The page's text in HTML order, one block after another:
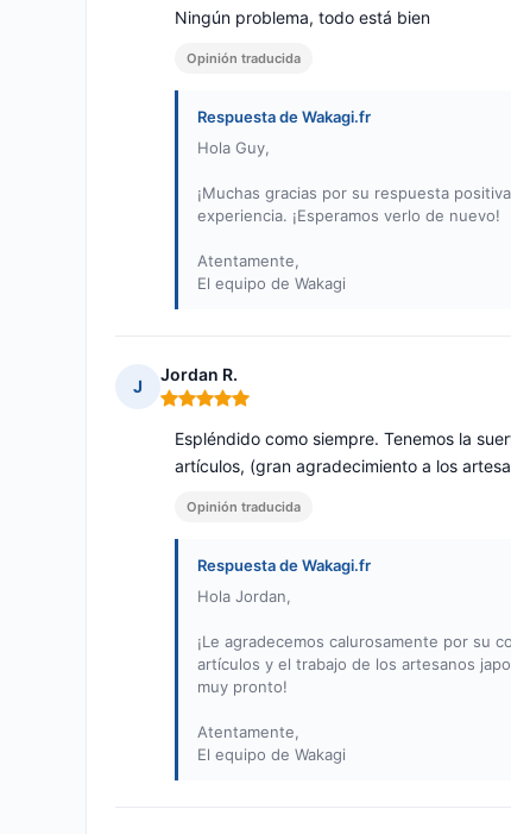
Ningún problema, todo está bien
Opinión traducida
Respuesta de Wakagi.fr
Hola Guy,
¡Muchas gracias por su respuesta
experiencia. ¡Esperamos verlo de nuevo!
Atentamente,
El equipo de Wakagi
J
Jordan R.
Nota: 5 de 5
Espléndido como siempre. Tenemos la
artículos, (gran agradecimiento a los
Opinión traducida
Respuesta de Wakagi.fr
Hola Jordan,
¡Le agradecemos calurosamente por su
artículos y el trabajo de los artesanos
muy pronto!
Atentamente,
El equipo de Wakagi